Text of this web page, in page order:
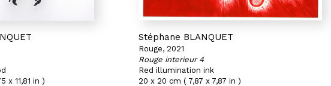
x 11,81 in )
Stéphane BLANQUET
Rouge, 2021
Rouge interieur 4
Red illumination ink
20 x 20 cm ( 7,87 x 7,87 in )